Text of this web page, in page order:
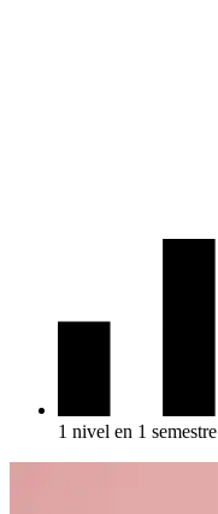
1 nivel en 1 semestre